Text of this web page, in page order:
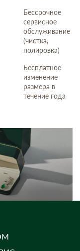
Бессрочное
сервисное
обслуживание
(чистка,
полировка)
Бесплатное
изменение
размера в
течение года